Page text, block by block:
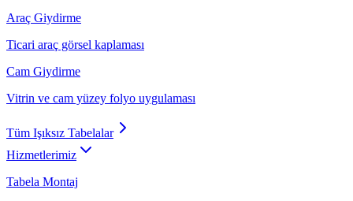
Araç Giydirme
Ticari araç görsel kaplaması
Cam Giydirme
Vitrin ve cam yüzey folyo uygulaması
Tüm Işıksız Tabelalar
Hizmetlerimiz
Tabela Montaj